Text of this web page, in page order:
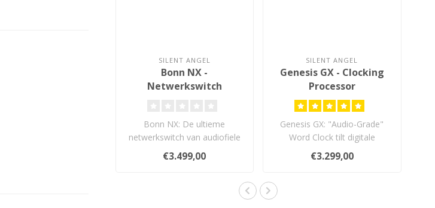
SILENT ANGEL
Bonn NX -
Netwerkswitch
Bonn NX: De ultieme
netwerkswitch van audiofiele
kwaliteit.
€3.499,00
SILENT ANGEL
Genesis GX - Clocking
Processor
Genesis GX: "Audio-Grade"
Word Clock tilt digitale
streaming naar een hoger
nive..
€3.299,00